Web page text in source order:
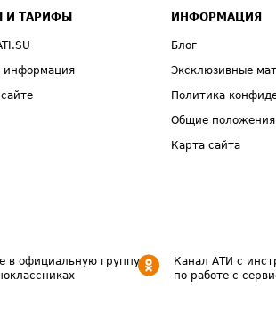
И ТАРИФЫ
информация
ИНФОРМАЦИЯ
Блог
Эксклюзивные
Политика
Общие положения
Карта сайта
в официальную группу
Канал АТИ с
по работе с